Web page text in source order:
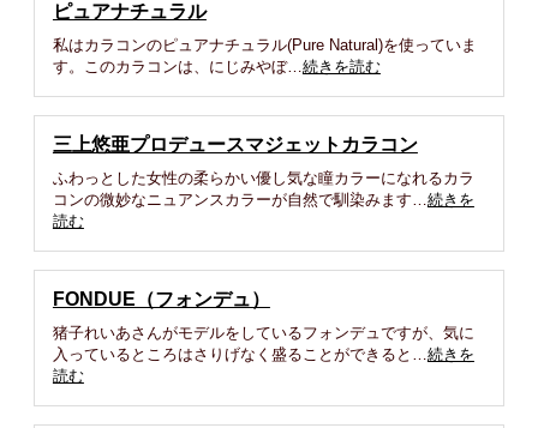
ピュアナチュラル
私はカラコンのピュアナチュラル(Pure Natural)を使っていま
す。このカラコンは、にじみやぼ…続きを読む
三上悠亜プロデュースマジェットカラコン
ふわっとした女性の柔らかい優し気な瞳カラーになれるカラ
コンの微妙なニュアンスカラーが自然で馴染みます…続きを
読む
FONDUE（フォンデュ）
猪子れいあさんがモデルをしているフォンデュですが、気に
入っているところはさりげなく盛ることができると…続きを
読む